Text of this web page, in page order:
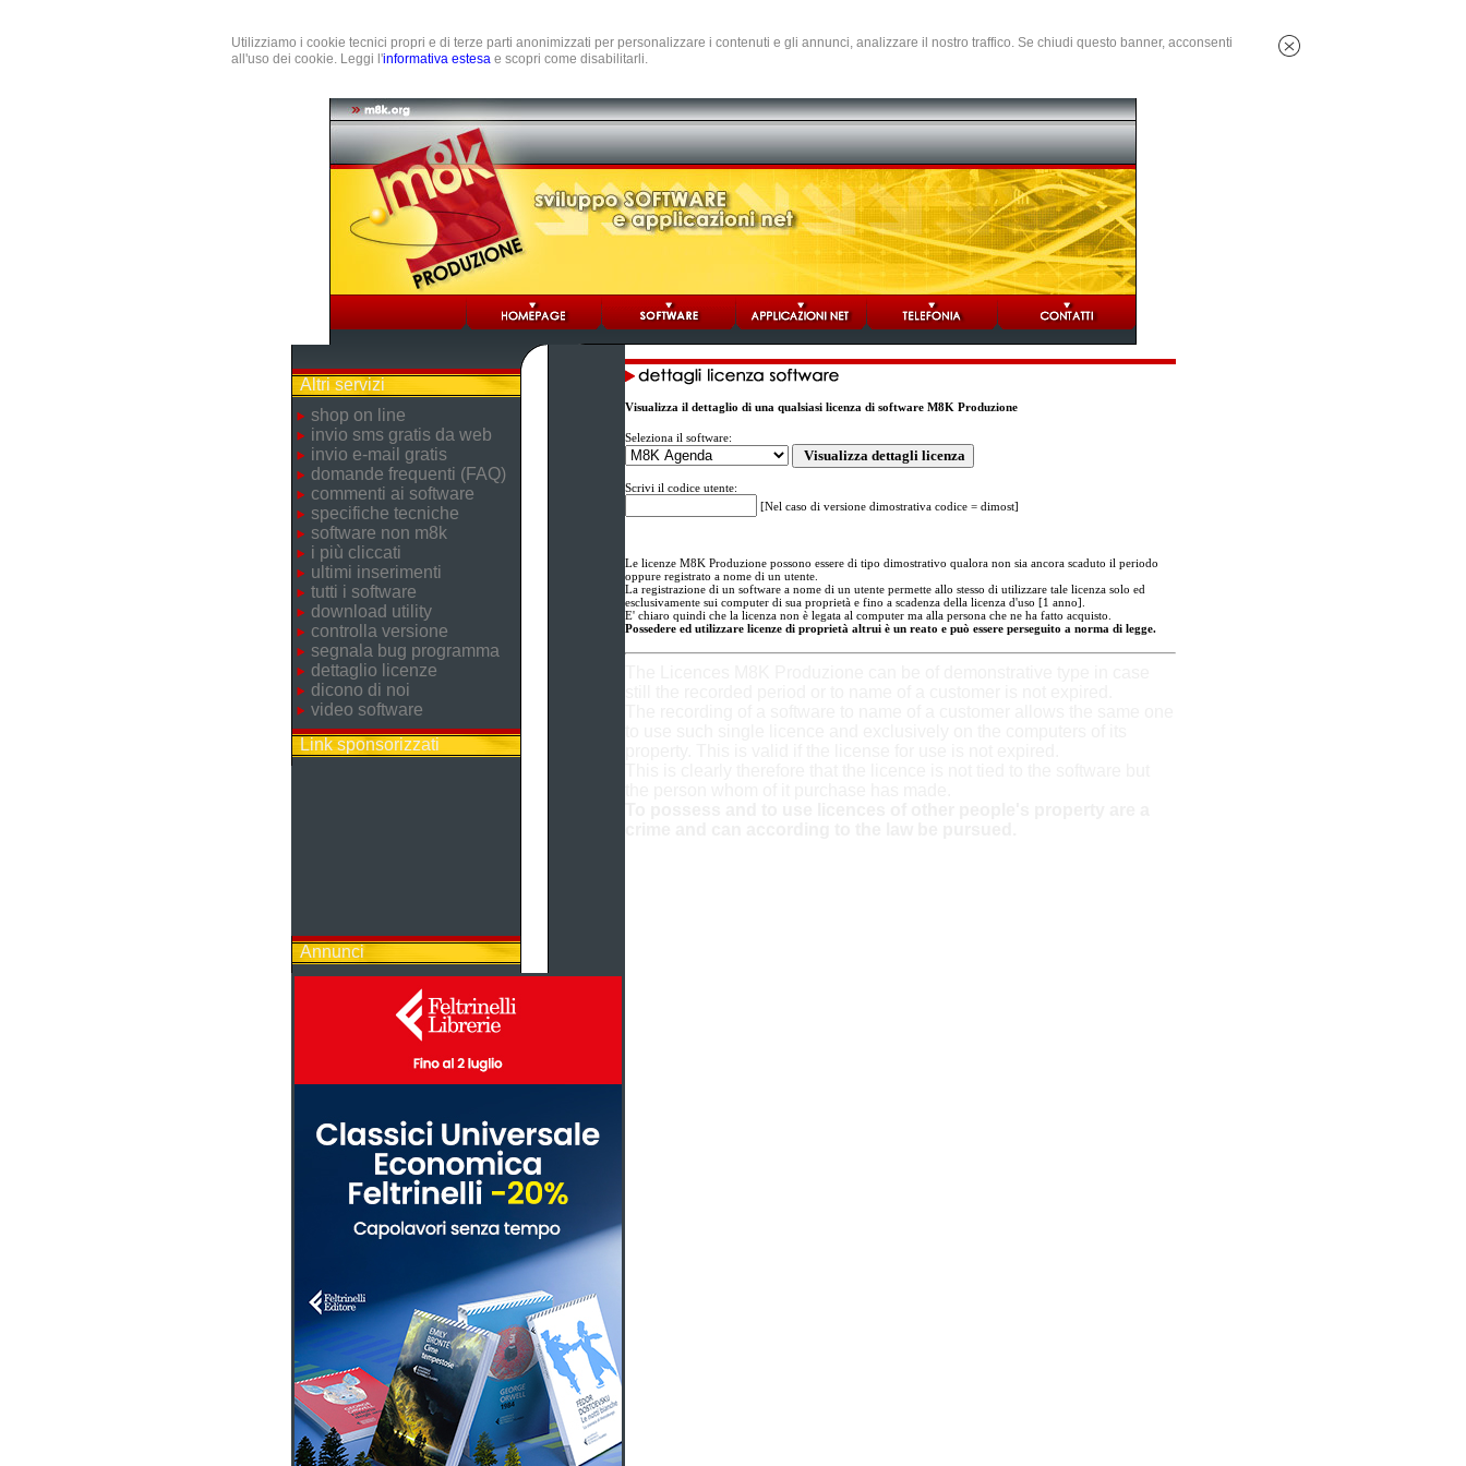
Utilizziamo i cookie tecnici propri e di terze parti anonimizzati per personalizzare i contenuti e gli annunci, analizzare il nostro traffico. Se chiudi questo banner, acconsenti
all'uso dei cookie. Leggi l'informativa estesa e scopri come disabilitarli.
Altri servizi
shop on line
invio sms gratis da web
invio e-mail gratis
domande frequenti (FAQ)
commenti ai software
specifiche tecniche
software non m8k
i più cliccati
ultimi inserimenti
tutti i software
download utility
controlla versione
segnala bug programma
dettaglio licenze
dicono di noi
video software
Link sponsorizzati
Annunci
Visualizza il dettaglio di una qualsiasi licenza di software M8K Produzione
Seleziona il software:
Scrivi il codice utente:
[Nel caso di versione dimostrativa codice = dimost]
Le licenze M8K Produzione possono essere di tipo dimostrativo qualora non sia ancora scaduto il periodo
oppure registrato a nome di un utente.
La registrazione di un software a nome di un utente permette allo stesso di utilizzare tale licenza solo ed
esclusivamente sui computer di sua proprietà e fino a scadenza della licenza d'uso [1 anno].
E' chiaro quindi che la licenza non è legata al computer ma alla persona che ne ha fatto acquisto.
Possedere ed utilizzare licenze di proprietà altrui è un reato e può essere perseguito a norma di legge.